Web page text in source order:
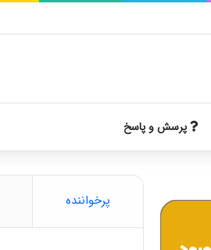
پرسش و پاسخ
پرخواننده